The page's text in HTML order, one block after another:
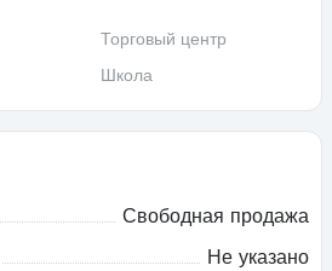
Торговый центр
Школа
Свободная продажа
Не указано